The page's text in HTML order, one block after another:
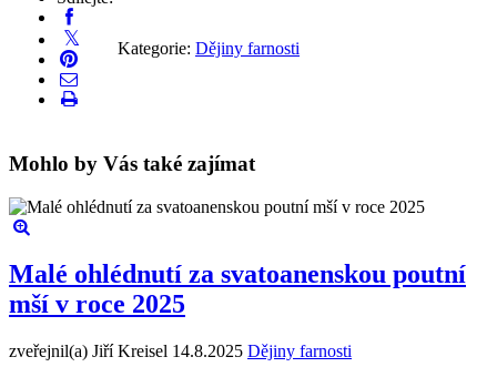
Kategorie: Dějiny farnosti
Mohlo by Vás také zajímat
Malé ohlédnutí za svatoanenskou poutní
mší v roce 2025
zveřejnil(a) Jiří Kreisel 14.8.2025 Dějiny farnosti